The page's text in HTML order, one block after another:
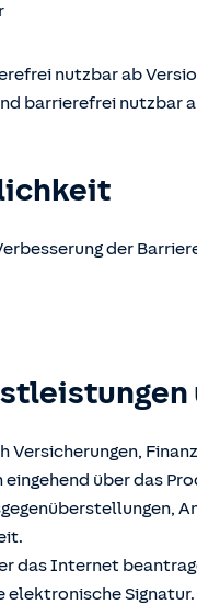
nutzbar ab
barrierefrei nutzbar
der
über das
das Internet